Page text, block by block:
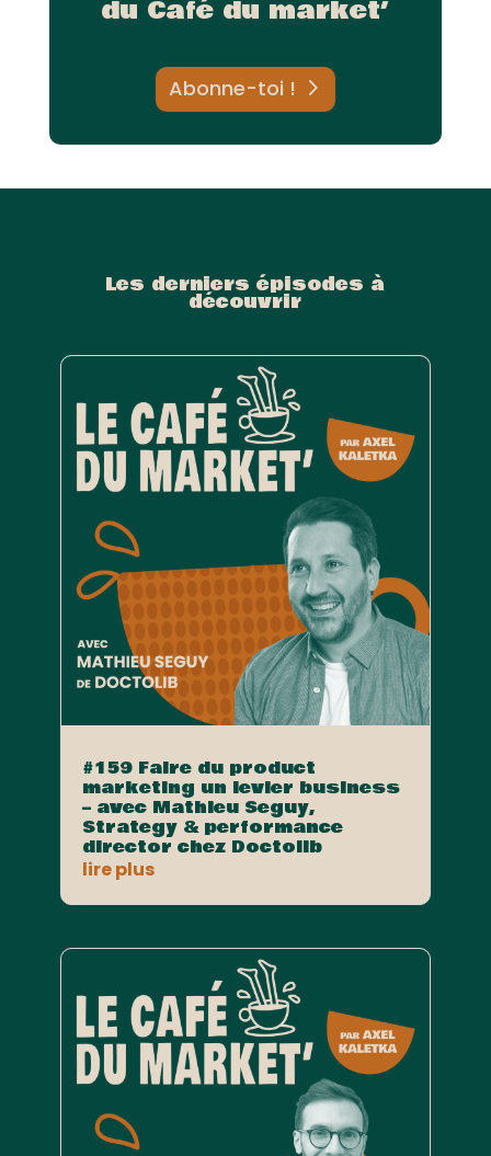
du Café du market’
Abonne-toi !
Les derniers épisodes à
découvrir
#159 Faire du product
marketing un levier business
– avec Mathieu Seguy,
Strategy & performance
director chez Doctolib
lire plus